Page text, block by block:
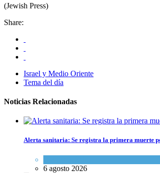
(Jewish Press)
Share:
Israel y Medio Oriente
Tema del día
Noticias Relacionadas
Alerta sanitaria: Se registra la primera muerte
6 agosto 2026